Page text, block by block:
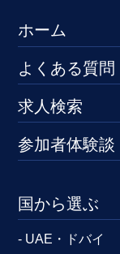
ホーム
よくある質問
求人検索
参加者体験談
国から選ぶ
- UAE・ドバイ